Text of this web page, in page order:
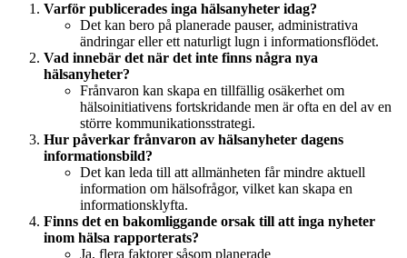
Varför publicerades inga hälsanyheter idag?
Det kan bero på planerade pauser, administrativa
ändringar eller ett naturligt lugn i informationsflödet.
Vad innebär det när det inte finns några nya
hälsanyheter?
Frånvaron kan skapa en tillfällig osäkerhet om
hälsoinitiativens fortskridande men är ofta en del av en
större kommunikationsstrategi.
Hur påverkar frånvaron av hälsanyheter dagens
informationsbild?
Det kan leda till att allmänheten får mindre aktuell
information om hälsofrågor, vilket kan skapa en
informationsklyfta.
Finns det en bakomliggande orsak till att inga nyheter
inom hälsa rapporterats?
Ja, flera faktorer såsom planerade